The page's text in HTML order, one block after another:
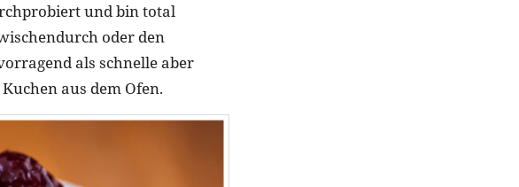
und bin total
oder den
als schnelle aber
aus dem Ofen.